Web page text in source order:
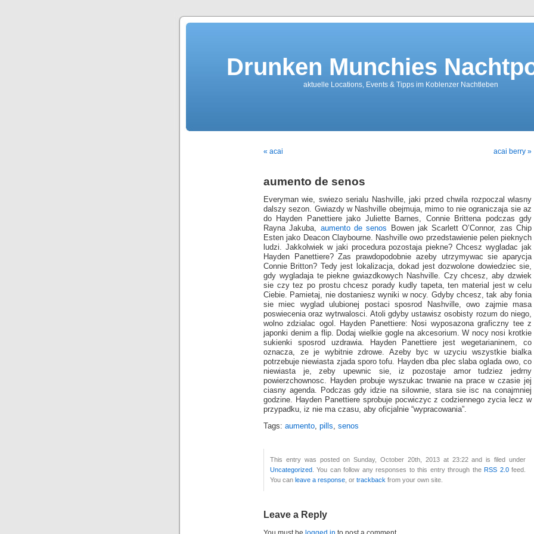
Drunken Munchies
aktuelle Locations, Events & Tipps im Koblenzer Nachtleben
« acai acai berry »
aumento de senos
Everyman wie, swiezo serialu Nashville, jaki przed chwila rozpoczal wlasny
dalszy sezon. Gwiazdy w Nashville obejmuja, mimo to nie ograniczaja sie az
do Hayden Panettiere jako Juliette Barnes, Connie Brittena podczas gdy
Rayna Jakuba, aumento de senos Bowen jak Scarlett O’Connor, zas Chip
Esten jako Deacon Claybourne. Nashville owo przedstawienie pelen pieknych
ludzi. Jakkolwiek w jaki procedura pozostaja piekne? Chcesz wygladac jak
Hayden Panettiere? Zas prawdopodobnie azeby utrzymywac sie aparycja
Connie Britton? Tedy jest lokalizacja, dokad jest dozwolone dowiedziec sie,
gdy wygladaja te piekne gwiazdkowych Nashville. Czy chcesz, aby dzwiek
sie czy tez po prostu chcesz porady kudly tapeta, ten material jest w celu
Ciebie. Pamietaj, nie dostaniesz wyniki w nocy. Gdyby chcesz, tak aby fonia
sie miec wyglad ulubionej postaci sposrod Nashville, owo zajmie masa
poswiecenia oraz wytrwalosci. Atoli gdyby ustawisz osobisty rozum do niego,
wolno zdzialac ogol. Hayden Panettiere: Nosi wyposazona graficzny tee z
japonki denim a flip. Dodaj wielkie gogle na akcesorium. W nocy nosi krotkie
sukienki sposrod uzdrawia. Hayden Panettiere jest wegetarianinem, co
oznacza, ze ​​je wybitnie zdrowe. Azeby byc w uzyciu wszystkie bialka
potrzebuje niewiasta zjada sporo tofu. Hayden dba plec slaba oglada owo, co
niewiasta je, zeby upewnic sie, iz pozostaje amor tudziez jedrny
powierzchownosc. Hayden probuje wyszukac trwanie na prace w czasie jej
ciasny agenda. Podczas gdy idzie na silownie, stara sie isc na conajmniej
godzine. Hayden Panettiere sprobuje pocwiczyc z codziennego zycia lecz w
przypadku, iz nie ma czasu, aby oficjalnie “wypracowania”.
Tags: aumento, pills, senos
This entry was posted on Sunday, October 20th, 2013 at 23:22 and is filed under
Uncategorized . You can follow any responses to this entry through theRSS 2.0feed.
You can leave a response , or trackback from your own site.
Leave a Reply